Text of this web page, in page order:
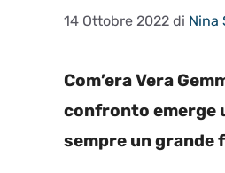
14 Ottobre 2022 di Nina
Com’era Vera
confronto emerge
sempre un grande